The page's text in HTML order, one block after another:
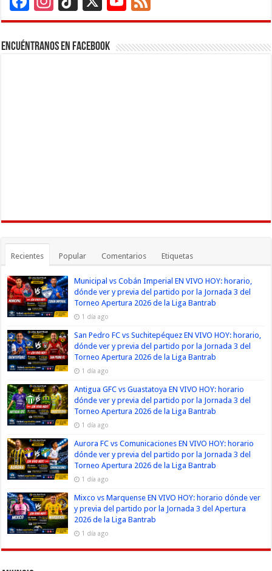
Channel
Encuéntranos en Facebook
Recientes Popular Comentarios Etiquetas
Municipal vs Cobán Imperial EN VIVO HOY: horario,
dónde ver y previa del partido por la Jornada 3 del
Torneo Apertura 2026 de la Liga Bantrab
1 día ago
San Pedro FC vs Suchitepéquez EN VIVO HOY: horario,
dónde ver y previa del partido por la Jornada 3 del
Torneo Apertura 2026 de la Liga Bantrab
1 día ago
Antigua GFC vs Guastatoya EN VIVO HOY: horario
dónde ver y previa del partido por la Jornada 3 del
Torneo Apertura 2026 de la Liga Bantrab
1 día ago
Aurora FC vs Comunicaciones EN VIVO HOY: horario
dónde ver y previa del partido por la Jornada 3 del
Torneo Apertura 2026 de la Liga Bantrab
1 día ago
Mixco vs Marquense EN VIVO HOY: horario dónde ver
y previa del partido por la Jornada 3 del Apertura
2026 de la Liga Bantrab
1 día ago